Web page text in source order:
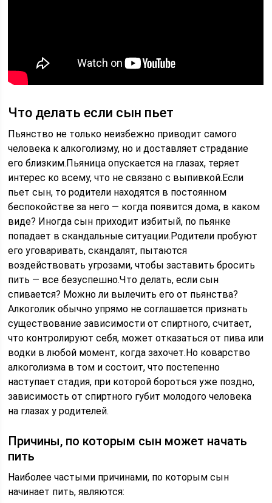
Что делать если сын пьет
Пьянство не только неизбежно приводит самого
человека к алкоголизму, но и доставляет страдание
его близким.Пьяница опускается на глазах, теряет
интерес ко всему, что не связано с выпивкой.Если
пьет сын, то родители находятся в постоянном
беспокойстве за него — когда появится дома, в каком
виде? Иногда сын приходит избитый, по пьянке
попадает в скандальные ситуации.Родители пробуют
его уговаривать, скандалят, пытаются
воздействовать угрозами, чтобы заставить бросить
пить — все безуспешно.Что делать, если сын
спивается? Можно ли вылечить его от пьянства?
Алкоголик обычно упрямо не соглашается признать
существование зависимости от спиртного, считает,
что контролируют себя, может отказаться от пива или
водки в любой момент, когда захочет.Но коварство
алкоголизма в том и состоит, что постепенно
наступает стадия, при которой бороться уже поздно,
зависимость от спиртного губит молодого человека
на глазах у родителей.
Причины, по которым сын может начать
пить
Наиболее частыми причинами, по которым сын
начинает пить, являются: